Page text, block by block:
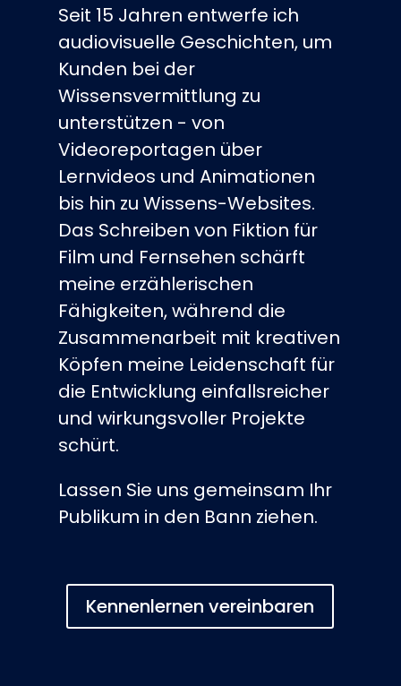
Seit 15 Jahren entwerfe ich
audiovisuelle Geschichten, um
Kunden bei der
Wissensvermittlung zu
unterstützen - von
Videoreportagen über
Lernvideos und Animationen
bis hin zu Wissens-Websites.
Das Schreiben von Fiktion für
Film und Fernsehen schärft
meine erzählerischen
Fähigkeiten, während die
Zusammenarbeit mit kreativen
Köpfen meine Leidenschaft für
die Entwicklung einfallsreicher
und wirkungsvoller Projekte
schürt.
Lassen Sie uns gemeinsam Ihr
Publikum in den Bann ziehen.
Kennenlernen vereinbaren